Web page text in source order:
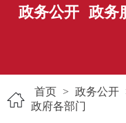
政务公开 政务
首页 > 政务公开
政府各部门